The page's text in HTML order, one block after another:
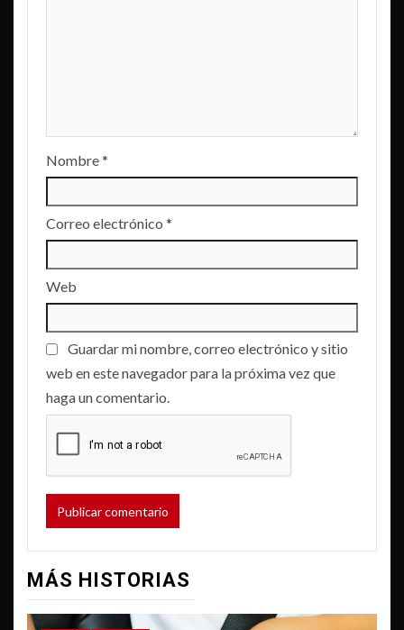
Nombre*
Correo electrónico *
Web
Guardar mi nombre, correo electrónico y sitio
web en este navegador para la próxima vez que
haga un comentario.
MÁS HISTORIAS